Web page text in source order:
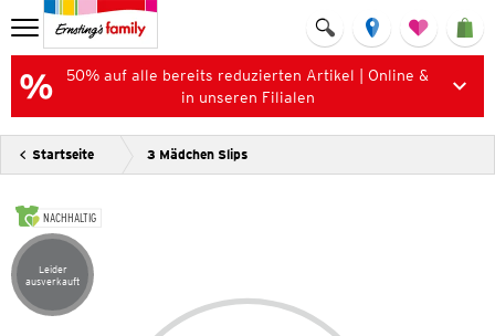
50% auf alle bereits reduzierten Artikel | Online &
in unseren Filialen
Startseite 3 Mädchen Slips
NACHHALTIG
Artikel leider ausverkauft
Leider
ausverkauft